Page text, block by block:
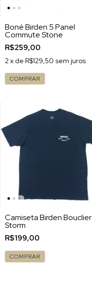
Boné Birden 5 Panel
Commute Stone
R$259,00
2 x de R$129,50 sem juros
COMPRAR
Camiseta Birden Bouclier
Storm
R$199,00
COMPRAR